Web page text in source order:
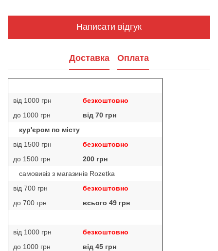
Написати відгук
Доставка Оплата
від 1000 грн
безкоштовно
до 1000 грн
від 70 грн
кур'єром по місту
від 1500 грн
безкоштовно
до 1500 грн
200 грн
самовивіз з магазинів Rozetka
від 700 грн
безкоштовно
до 700 грн
всього 49 грн
від 1000 грн
безкоштовно
до 1000 грн
від 45 грн